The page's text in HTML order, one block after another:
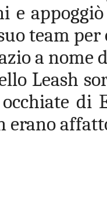
e
team
a nome
Leash
di
erano